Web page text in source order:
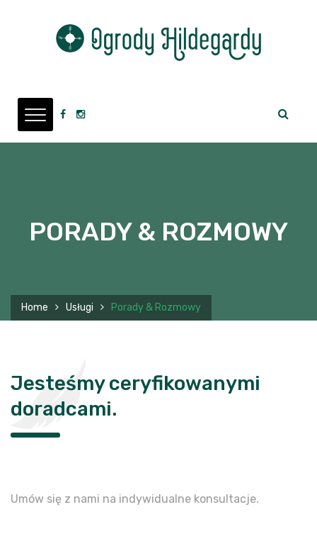
PORADY & ROZMOWY
Home Usługi Porady & Rozmowy
Jesteśmy ceryfikowanymi
doradcami.
Umów się z nami na indywidualne konsultacje.